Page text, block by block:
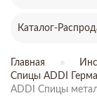
Каталог-
Главная
Спицы ADDI
ADDI Спицы